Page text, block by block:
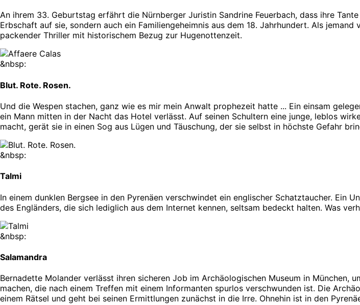
An ihrem 33. Geburtstag erfährt die Nürnberger Juristin Sandrine Feuerbach, dass ihre
Erbschaft auf sie, sondern auch ein Familiengeheimnis aus dem 18. Jahrhundert. Als
packender Thriller mit historischem Bezug zur Hugenottenzeit.
&nbsp:
Blut. Rote. Rosen.
Und die Wespen stachen, ganz wie es mir mein Anwalt prophezeit hatte ... Ein einsam
ein Mann mitten in der Nacht das Hotel verlässt. Auf seinen Schultern eine junge, leblos
macht, gerät sie in einen Sog aus Lügen und Täuschung, der sie selbst in höchste Gefahr
&nbsp:
Talmi
In einem dunklen Bergsee in den Pyrenäen verschwindet ein englischer Schatztaucher. Ein
des Engländers, die sich lediglich aus dem Internet kennen, seltsam bedeckt halten. Was
&nbsp:
Salamandra
Bernadette Molander verlässt ihren sicheren Job im Archäologischen Museum in München,
machen, die nach einem Treffen mit einem Informanten spurlos verschwunden ist. Die
einem Rätsel und geht bei seinen Ermittlungen zunächst in die Irre. Ohnehin ist in den